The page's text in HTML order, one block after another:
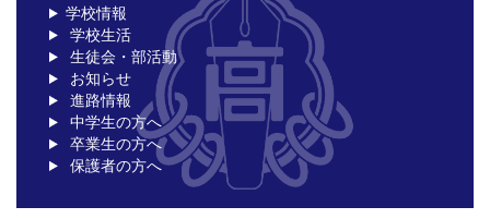
学校情報
学校生活
生徒会・部活動
お知らせ
進路情報
中学生の方へ
卒業生の方へ
保護者の方へ